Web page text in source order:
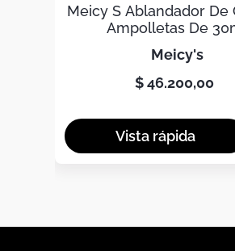
Meicy S Ablandador De
Ampolletas De
meicy's
$ 46.200,00